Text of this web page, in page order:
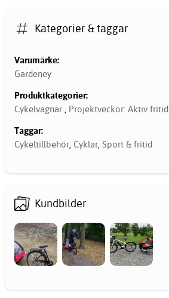
Kategorier & taggar
Varumärke:
Gardeney
Produktkategorier:
Cykelvagnar , Projektveckor: Aktiv fritid
Taggar:
Cykeltillbehör, Cyklar, Sport & fritid
Kundbilder